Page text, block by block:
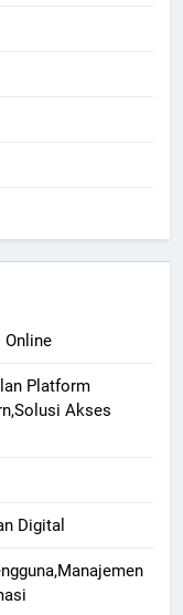
Online
Platform
Akses
Digital